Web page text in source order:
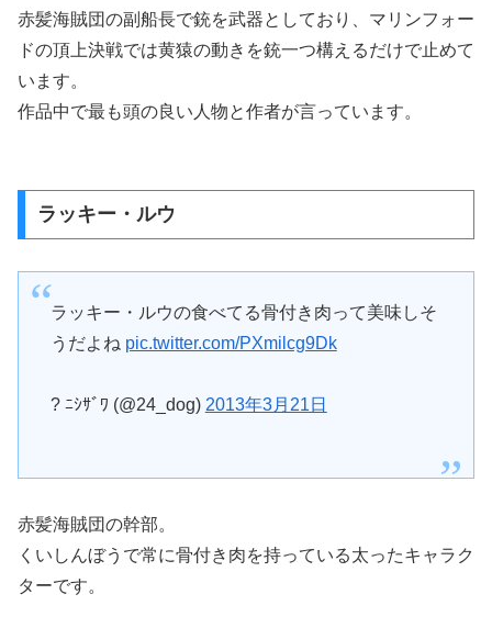
赤髪海賊団の副船長で銃を武器としており、マリンフォー
ドの頂上決戦では黄猿の動きを銃一つ構えるだけで止めて
います。
作品中で最も頭の良い人物と作者が言っています。
ラッキー・ルウ
ラッキー・ルウの食べてる骨付き肉って美味しそ
うだよね pic.twitter.com/PXmilcg9Dk
? ﾆｼｻﾞﾜ (@24_dog) 2013年3月21日
赤髪海賊団の幹部。
くいしんぼうで常に骨付き肉を持っている太ったキャラク
ターです。